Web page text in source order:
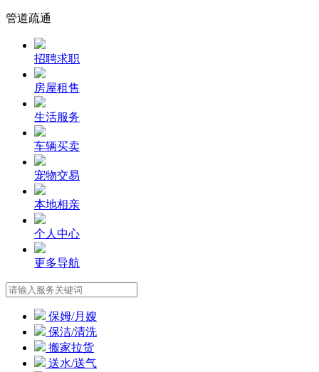
管道疏通
招聘求职
房屋租售
生活服务
车辆买卖
宠物交易
本地相亲
个人中心
更多导航
保姆/月嫂
保洁/清洗
搬家拉货
送水/送气